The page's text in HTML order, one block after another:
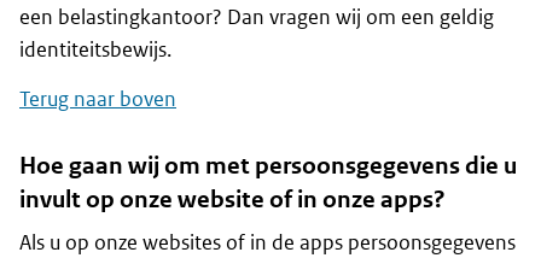
een belastingkantoor? Dan vragen wij om een geldig
identiteitsbewijs.
Terug naar boven
Hoe gaan wij om met persoonsgegevens die u
invult op onze website of in onze apps?
Als u op onze websites of in de apps persoonsgegevens